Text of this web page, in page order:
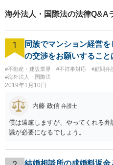
海外法人・国際法の法律Q&A
1
同族でマンション経営
の交渉をお願いすること
#不動産・建設業界 #不祥事対応 #顧問弁
#海外法人・国際法
2019年1月10日
内藤 政信 弁護士
僕は遠慮しますが、やってくれる
議が必要になるでしょう。
結婚相談所の成婚料返